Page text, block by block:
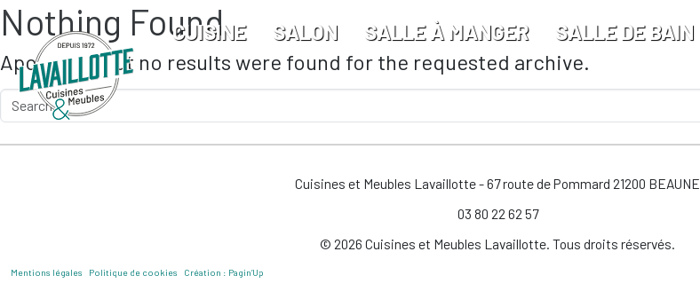
Skip to main content
CUISINE SALON SALLE À MANGER SALLE DE BAIN
Nothing Found
Apologies, but no results were found for the requested archive.
Cuisines et Meubles Lavaillotte - 67 route de Pommard 21200 BEAUNE
03 80 22 62 57
© 2026 Cuisines et Meubles Lavaillotte. Tous droits réservés.
Mentions légales Politique de cookies Création : Pagin’Up